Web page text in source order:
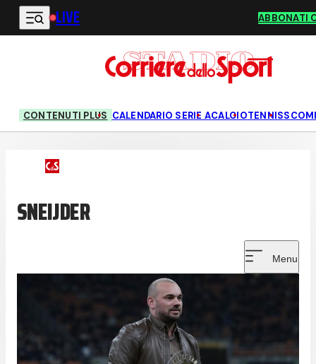
Vai al contenuto principale
LIVE ABBONATI
CONTENUTI PLUS CALENDARIO SERIE ACALCIOTENNIS
SNEIJDER
Menu